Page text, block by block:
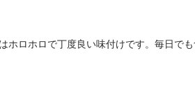
ホロホロで丁度良い味付けです。毎日で